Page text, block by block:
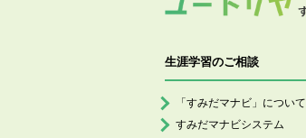
生涯学習のご相談
「すみだマナビ」について
すみだマナビシステム